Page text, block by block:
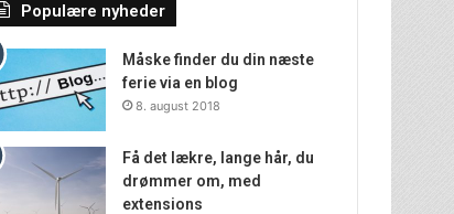
Populære nyheder
Måske finder du din næste
ferie via en blog
8. august 2018
Få det lækre, lange hår, du
drømmer om, med
extensions